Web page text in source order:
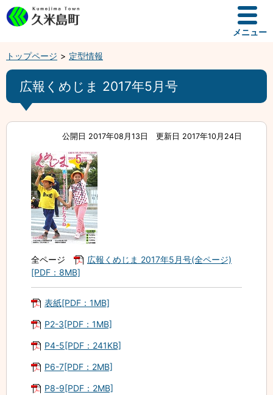
メニュー
トップページ 定型情報
広報くめじま 2017年5月号
公開日 2017年08月13日 更新日 2017年10月24日
全ページ
広報くめじま 2017年5月号(全ページ)
[PDF：8MB]
表紙[PDF：1MB]
P2-3[PDF：1MB]
P4-5[PDF：241KB]
P6-7[PDF：2MB]
P8-9[PDF：2MB]